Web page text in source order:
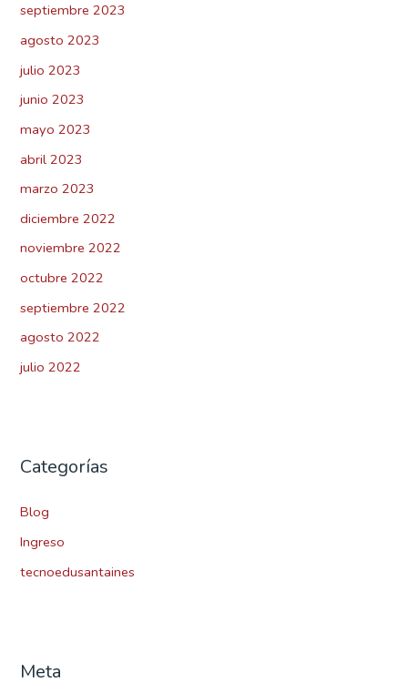
septiembre 2023
agosto 2023
julio 2023
junio 2023
mayo 2023
abril 2023
marzo 2023
diciembre 2022
noviembre 2022
octubre 2022
septiembre 2022
agosto 2022
julio 2022
Categorías
Blog
Ingreso
tecnoedusantaines
Meta